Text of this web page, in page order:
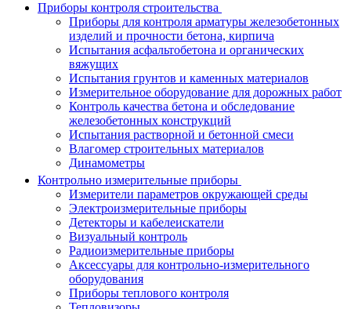
Приборы контроля строительства
Приборы для контроля арматуры железобетонных
изделий и прочности бетона, кирпича
Испытания асфальтобетона и органических
вяжущих
Испытания грунтов и каменных материалов
Измерительное оборудование для дорожных работ
Контроль качества бетона и обследование
железобетонных конструкций
Испытания растворной и бетонной смеси
Влагомер строительных материалов
Динамометры
Контрольно измерительные приборы
Измерители параметров окружающей среды
Электроизмерительные приборы
Детекторы и кабелеискатели
Визуальный контроль
Радиоизмерительные приборы
Аксессуары для контрольно-измерительного
оборудования
Приборы теплового контроля